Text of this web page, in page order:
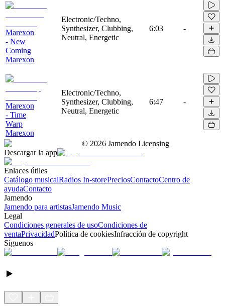
Marexon
- New
Coming
Marexon
Electronic/Techno,
Synthesizer, Clubbing,
Neutral, Energetic
6:03 -
Marexon
- Time
Warp
Marexon
Electronic/Techno,
Synthesizer, Clubbing,
Neutral, Energetic
6:47 -
© 2026 Jamendo Licensing
Descargar la app
Enlaces útiles
Catálogo musicalRadios In-storePreciosContactoCentro de
ayudaContacto
Jamendo
Jamendo para artistasJamendo Music
Legal
Condiciones generales de usoCondiciones de
ventaPrivacidadPolítica de cookiesInfracción de copyright
Síguenos